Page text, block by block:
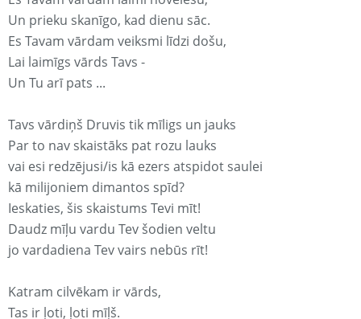
Un prieku skanīgo, kad dienu sāc.
Es Tavam vārdam veiksmi līdzi došu,
Lai laimīgs vārds Tavs -
Un Tu arī pats ...
Tavs vārdiņš Druvis tik mīligs un jauks
Par to nav skaistāks pat rozu lauks
vai esi redzējusi/is kā ezers atspidot saulei
kā milijoniem dimantos spīd?
Ieskaties, šis skaistums Tevi mīt!
Daudz mīļu vardu Tev šodien veltu
jo vardadiena Tev vairs nebūs rīt!
Katram cilvēkam ir vārds,
Tas ir ļoti, ļoti mīļš.